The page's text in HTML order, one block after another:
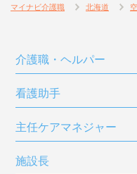
マイナビ介護職 北海道
介護職・ヘルパー
看護助手
主任ケアマネジャー
施設長